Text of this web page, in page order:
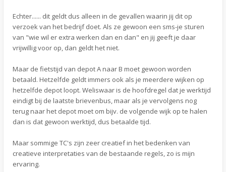
Echter...... dit geldt dus alleen in de gevallen waarin jij dit op
verzoek van het bedrijf doet. Als ze gewoon een sms-je sturen
van "wie wil er extra werken dan en dan" en jij geeft je daar
vrijwillig voor op, dan geldt het niet.
Maar de fietstijd van depot A naar B moet gewoon worden
betaald. Hetzelfde geldt immers ook als je meerdere wijken op
hetzelfde depot loopt. Weliswaar is de hoofdregel dat je werktijd
eindigt bij de laatste brievenbus, maar als je vervolgens nog
terug naar het depot moet om bijv. de volgende wijk op te halen
dan is dat gewoon werktijd, dus betaalde tijd.
Maar sommige TC's zijn zeer creatief in het bedenken van
creatieve interpretaties van de bestaande regels, zo is mijn
ervaring.